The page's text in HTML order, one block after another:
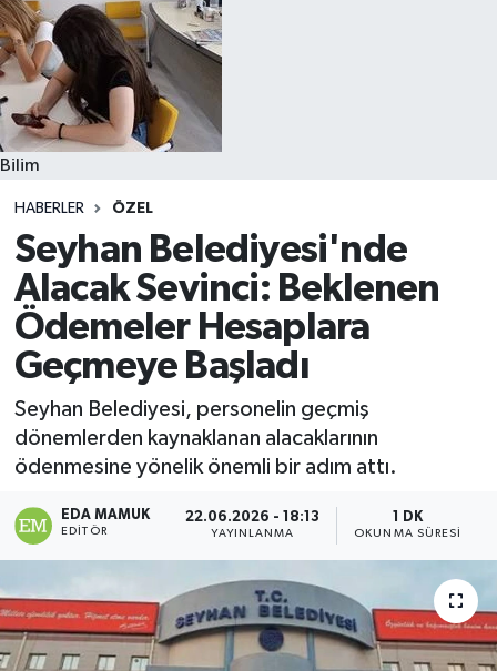
Bilim
HABERLER ÖZEL
Seyhan Belediyesi'nde
Alacak Sevinci: Beklenen
Ödemeler Hesaplara
Geçmeye Başladı
Seyhan Belediyesi, personelin geçmiş
dönemlerden kaynaklanan alacaklarının
ödenmesine yönelik önemli bir adım attı.
EDA MAMUK
EDITÖR
22.06.2026 - 18:13
YAYINLANMA
1 DK
OKUNMA SÜRESI